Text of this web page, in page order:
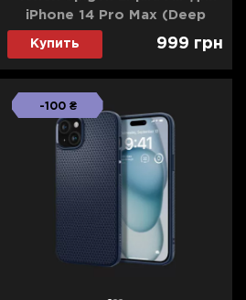
iPhone 14 Pro Max (Deep
Purple)
Купить 999 грн
-100 ₴